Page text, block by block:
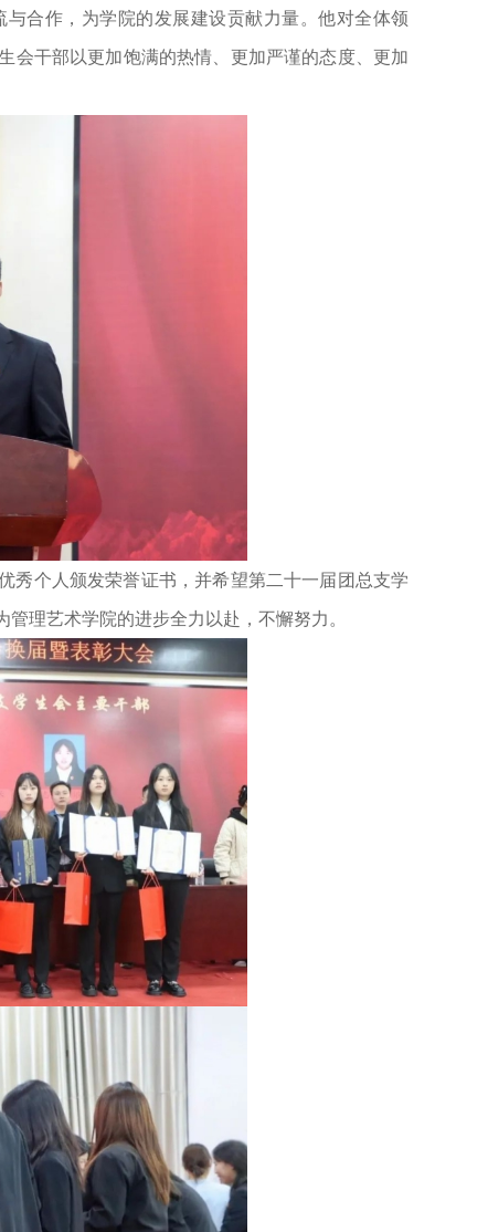
合作，为学院的发展建设贡献力量。他对全体领
会干部以更加饱满的热情、更加严谨的态度、更加
秀个人颁发荣誉证书，并希望第二十一届团总支学
理艺术学院的进步全力以赴，不懈努力。